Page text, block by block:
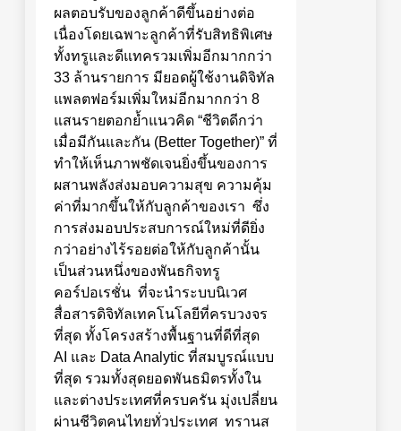
ผลตอบรับของลูกค้าดีขึ้นอย่างต่อ
เนื่องโดยเฉพาะลูกค้าที่รับสิทธิพิเศษ
ทั้งทรูและดีแทครวมเพิ่มอีกมากกว่า
33 ล้านรายการ มียอดผู้ใช้งานดิจิทัล
แพลตฟอร์มเพิ่มใหม่อีกมากกว่า 8
แสนรายตอกย้ำแนวคิด “ชีวิตดีกว่า
เมื่อมีกันและกัน (Better Together)” ที่
ทำให้เห็นภาพชัดเจนยิ่งขึ้นของการ
ผสานพลังส่งมอบความสุข ความคุ้ม
ค่าที่มากขึ้นให้กับลูกค้าของเรา ซึ่ง
การส่งมอบประสบการณ์ใหม่ที่ดียิ่ง
กว่าอย่างไร้รอยต่อให้กับลูกค้านั้น
เป็นส่วนหนึ่งของพันธกิจทรู
คอร์ปอเรชั่น ที่จะนำระบบนิเวศ
สื่อสารดิจิทัลเทคโนโลยีที่ครบวงจร
ที่สุด ทั้งโครงสร้างพื้นฐานที่ดีที่สุด
AI และ Data Analytic ที่สมบูรณ์แบบ
ที่สุด รวมทั้งสุดยอดพันธมิตรทั้งใน
และต่างประเทศที่ครบครัน มุ่งเปลี่ยน
ผ่านชีวิตคนไทยทั่วประเทศ ทรานส